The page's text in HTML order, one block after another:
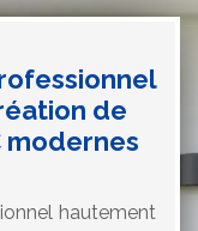
de
modernes
hautement